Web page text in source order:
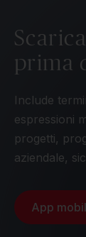
prima
Include
espressioni
progetti,
aziendale,
App